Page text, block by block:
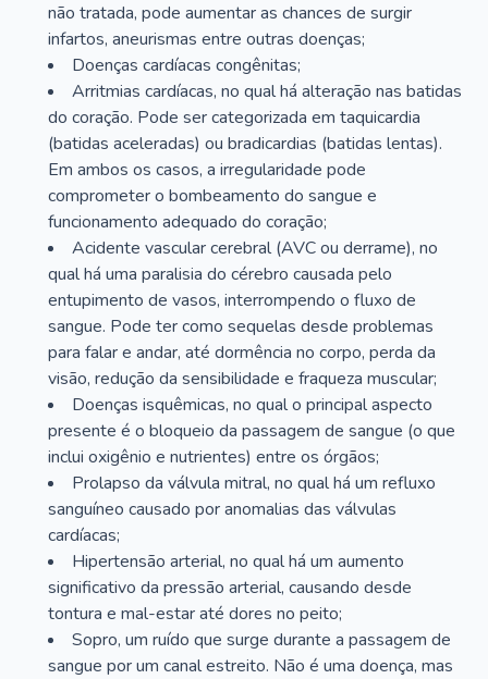
não tratada, pode aumentar as chances de surgir
infartos, aneurismas entre outras doenças;
Doenças cardíacas congênitas;
Arritmias cardíacas, no qual há alteração nas batidas
do coração. Pode ser categorizada em taquicardia
(batidas aceleradas) ou bradicardias (batidas lentas).
Em ambos os casos, a irregularidade pode
comprometer o bombeamento do sangue e
funcionamento adequado do coração;
Acidente vascular cerebral (AVC ou derrame), no
qual há uma paralisia do cérebro causada pelo
entupimento de vasos, interrompendo o fluxo de
sangue. Pode ter como sequelas desde problemas
para falar e andar, até dormência no corpo, perda da
visão, redução da sensibilidade e fraqueza muscular;
Doenças isquêmicas, no qual o principal aspecto
presente é o bloqueio da passagem de sangue (o que
inclui oxigênio e nutrientes) entre os órgãos;
Prolapso da válvula mitral, no qual há um refluxo
sanguíneo causado por anomalias das válvulas
cardíacas;
Hipertensão arterial, no qual há um aumento
significativo da pressão arterial, causando desde
tontura e mal-estar até dores no peito;
Sopro, um ruído que surge durante a passagem de
sangue por um canal estreito. Não é uma doença, mas